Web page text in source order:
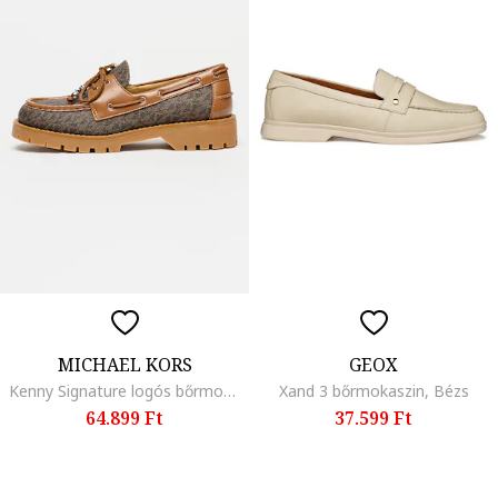
MICHAEL KORS
Kenny Signature logós bőrmokaszin, Barna
64.899 Ft
GEOX
Xand 3 bőrmokaszin, Bézs
37.599 Ft